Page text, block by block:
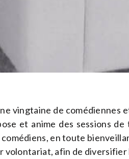
vingtaine de comédiennes
et anime des sessions
en toute
volontariat, afin de